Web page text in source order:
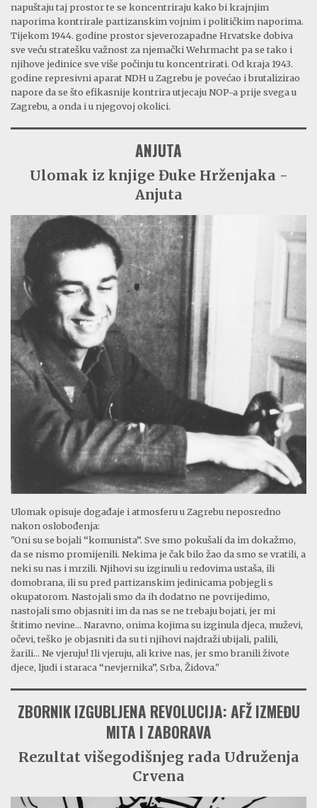
napuštaju taj prostor te se koncentriraju kako bi krajnjim
naporima kontrirale partizanskim vojnim i političkim naporima.
Tijekom 1944. godine prostor sjeverozapadne Hrvatske dobiva
sve veću stratešku važnost za njemački Wehrmacht pa se tako i
njihove jedinice sve više počinju tu koncentrirati. Od kraja 1943.
godine represivni aparat NDH u Zagrebu je povećao i brutalizirao
napore da se što efikasnije kontrira utjecaju NOP-a prije svega u
Zagrebu, a onda i u njegovoj okolici.
ANJUTA
Ulomak iz knjige Đuke Hrženjaka -
Anjuta
Ulomak opisuje događaje i atmosferu u Zagrebu neposredno
nakon oslobođenja:
"Oni su se bojali “komunista”. Sve smo pokušali da im dokažmo,
da se nismo promijenili. Nekima je čak bilo žao da smo se vratili, a
neki su nas i mrzili. Njihovi su izginuli u redovima ustaša, ili
domobrana, ili su pred partizanskim jedinicama pobjegli s
okupatorom. Nastojali smo da ih dodatno ne povrijedimo,
nastojali smo objasniti im da nas se ne trebaju bojati, jer mi
štitimo nevine... Naravno, onima kojima su izginula djeca, muževi,
očevi, teško je objasniti da su ti njihovi najdraži ubijali, palili,
žarili... Ne vjeruju! Ili vjeruju, ali krive nas, jer smo branili živote
djece, ljudi i staraca “nevjernika”, Srba, Židova."
ZBORNIK IZGUBLJENA REVOLUCIJA: AFŽ IZMEĐU
MITA I ZABORAVA
Rezultat višegodišnjeg rada Udruženja
Crvena